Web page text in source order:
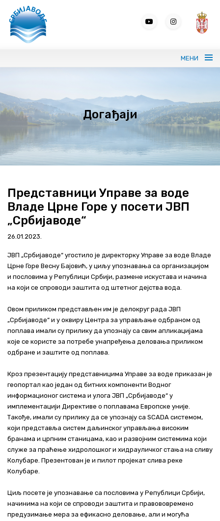
МЕНИ
Портрет ЈВП СРБИЈАВОДЕ
Вода без граница
ВИС
Програми и извештаји
Контакт
+381 11 311 94 00
Догађаји
Представници Управе за воде
Владе Црне Горе у посети ЈВП
„Србијаводе“
26.01.2023.
ЈВП „Србијаводе“ угостило је директорку Управе за воде Владе
Црне Горе Весну Бајовић, у циљу упознавања са организацијом
и пословима у Републици Србији, размене искустава и начина
на који се спроводи заштита од штетног дејства вода.
Овом приликом представљен им је делокруг рада ЈВП
„Србијаводе“ и у оквиру Центра за управљање одбраном од
поплава имали су прилику да упознају са свим апликацијама
које се користе за потребе унапређења деловања приликом
одбране и заштите од поплава.
Кроз презентацију представницима Управе за воде приказан је
геопортал као један од битних компоненти Водног
информационог система и улога ЈВП „Србијаводе“ у
имплементацији Директиве о поплавама Европске уније.
Такође, имали су прилику да се упознају са SCADA системом,
који представља систем даљинског управљања високим
бранама и црпним станицама, као и развојним системима који
служе за праћење хидролошког и хидрауличког стања на сливу
Колубаре. Презентован је и пилот пројекат слива реке
Колубаре.
Циљ посете је упознавање са пословима у Републици Србији,
начинима на који се спроводи заштита и правововремено
предузимање мера за ефикасно деловање, али и могућа